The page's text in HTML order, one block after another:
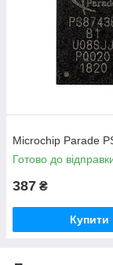
Microchip Parade
Готово до
387 ₴
Купити